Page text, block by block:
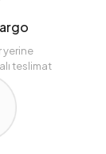
yerine
teslimat